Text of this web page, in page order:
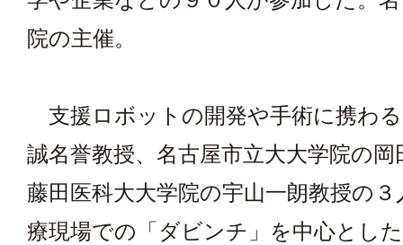
院の主催。
支援ロボットの開発や手術に携わ
誠名誉教授、名古屋市立大大学院の岡
藤田医科大大学院の宇山一朗教授の
療現場での「ダビンチ」を中心とし